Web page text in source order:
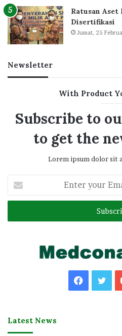
Ratusan Aset
Disertifikasi
Jumat, 25
Newsletter
With Product
Subscribe to
to get the
Lorem ipsum dolor sit
your
Email
Latest News